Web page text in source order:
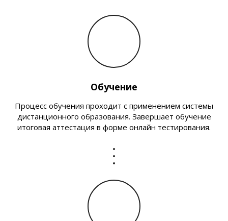
Обучение
Процесс обучения проходит с применением системы
дистанционного образования. Завершает обучение
итоговая аттестация в форме онлайн тестирования.